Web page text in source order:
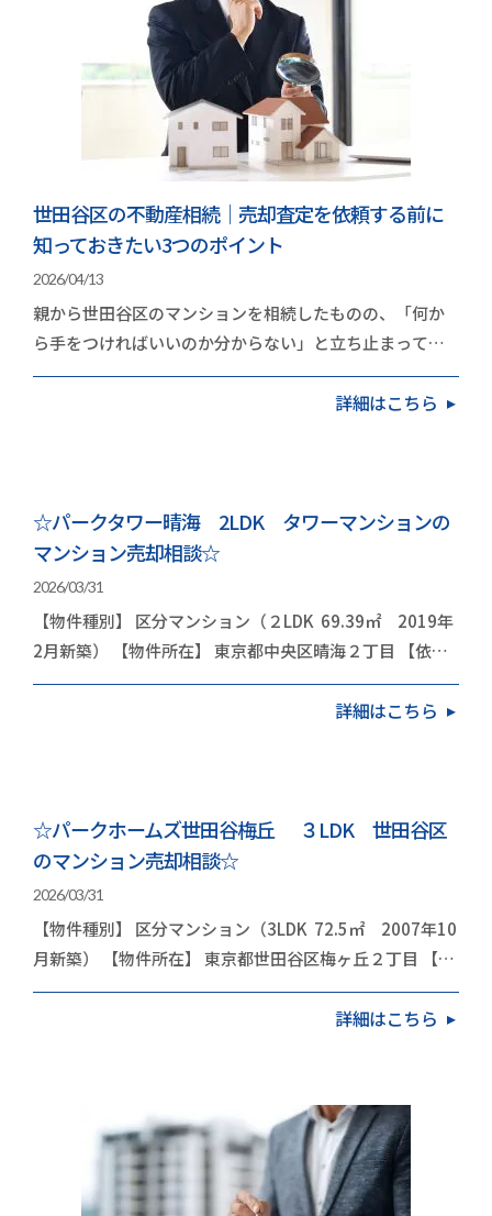
世田谷区の不動産相続｜売却査定を依頼する前に
知っておきたい3つのポイント
2026/04/13
親から世田谷区のマンションを相続したものの、「何か
ら手をつければいいのか分からない」と立ち止まってい
る方は多いのではないでしょうか。世田谷区のマンシ…
詳細はこちら
☆パークタワー晴海 2LDK タワーマンションの
マンション売却相談☆
2026/03/31
【物件種別】 区分マンション（２LDK 69.39㎡ 2019年
2月新築） 【物件所在】 東京都中央区晴海２丁目 【依頼
内容】 お住み替え（引越し） 今回は…
詳細はこちら
☆パークホームズ世田谷梅丘 ３LDK 世田谷区
のマンション売却相談☆
2026/03/31
【物件種別】 区分マンション（3LDK 72.5㎡ 2007年10
月新築） 【物件所在】 東京都世田谷区梅ヶ丘２丁目 【依
頼内容】 お住み替え（引越し） 今…
詳細はこちら